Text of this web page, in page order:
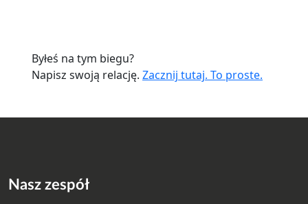
Byłeś na tym biegu?
Napisz swoją relację. Zacznij tutaj. To proste.
Nasz zespół